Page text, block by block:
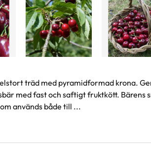
träd med pyramidformad krona.
med fast och saftigt fruktkött. Bärens
används både till ...